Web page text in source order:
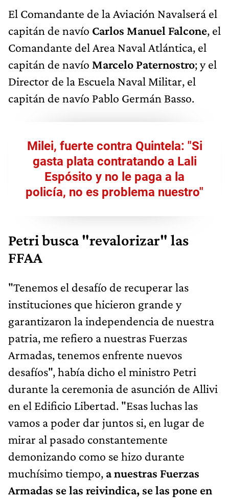
El Comandante de la Aviación Navalserá el
capitán de navío Carlos Manuel Falcone, el
Comandante del Area Naval Atlántica, el
capitán de navío Marcelo Paternostro; y el
Director de la Escuela Naval Militar, el
capitán de navío Pablo Germán Basso.
Milei, fuerte contra Quintela: "Si
gasta plata contratando a Lali
Espósito y no le paga a la
policía, no es problema nuestro"
Petri busca "revalorizar" las
FFAA
"Tenemos el desafío de recuperar las
instituciones que hicieron grande y
garantizaron la independencia de nuestra
patria, me refiero a nuestras Fuerzas
Armadas, tenemos enfrente nuevos
desafíos", había dicho el ministro Petri
durante la ceremonia de asunción de Allivi
en el Edificio Libertad. "Esas luchas las
vamos a poder dar juntos si, en lugar de
mirar al pasado constantemente
demonizando como se hizo durante
muchísimo tiempo, a nuestras Fuerzas
Armadas se las reivindica, se las pone en